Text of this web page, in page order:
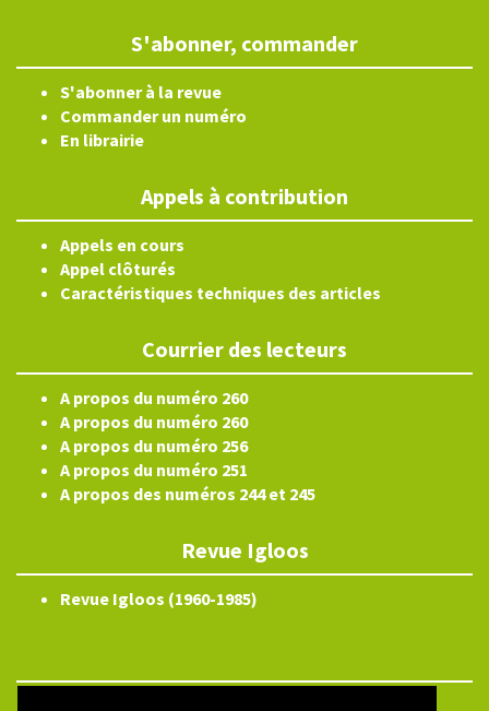
S'abonner, commander
S'abonner à la revue
Commander un numéro
En librairie
Appels à contribution
Appels en cours
Appel clôturés
Caractéristiques techniques des articles
Courrier des lecteurs
A propos du numéro 260
A propos du numéro 260
A propos du numéro 256
A propos du numéro 251
A propos des numéros 244 et 245
Revue Igloos
Revue Igloos (1960-1985)